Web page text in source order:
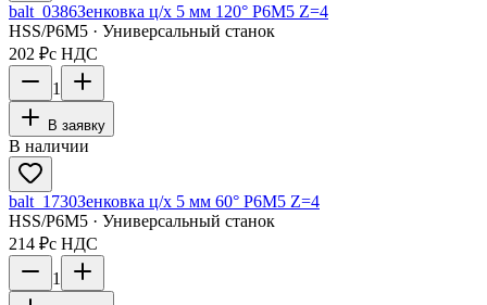
balt_0386Зенковка ц/х 5 мм 120° Р6М5 Z=4
HSS/Р6М5 · Универсальный станок
202 ₽с НДС
1
В заявку
В наличии
balt_1730Зенковка ц/х 5 мм 60° Р6М5 Z=4
HSS/Р6М5 · Универсальный станок
214 ₽с НДС
1